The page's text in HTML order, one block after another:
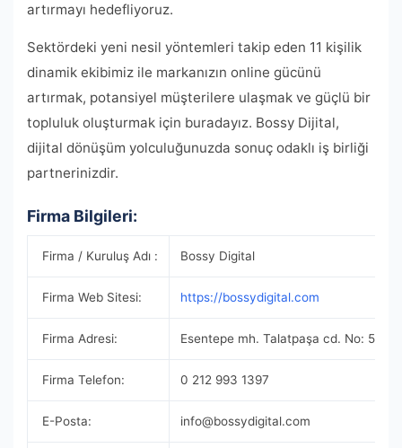
artırmayı hedefliyoruz.
Sektördeki yeni nesil yöntemleri takip eden 11 kişilik
dinamik ekibimiz ile markanızın online gücünü
artırmak, potansiyel müşterilere ulaşmak ve güçlü bir
topluluk oluşturmak için buradayız. Bossy Dijital,
dijital dönüşüm yolculuğunuzda sonuç odaklı iş birliği
partnerinizdir.
Firma Bilgileri:
Firma / Kuruluş Adı : Bossy Digital
Firma Web Sitesi: https://bossydigital.com
Firma Adresi: Esentepe mh. Talatpaşa cd. No: 5 İç
Firma Telefon: 0 212 993 1397
E-Posta: info@bossydigital.com